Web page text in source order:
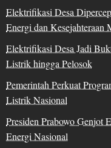
Elektrifikasi Desa
Energi dan Kesejahteraan
Elektrifikasi Desa Jadi
Listrik hingga Pelosok
Pemerintah Perkuat
Listrik Nasional
Presiden Prabowo Genjot
Energi Nasional